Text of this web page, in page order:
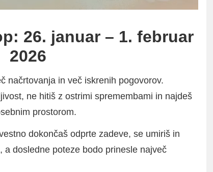
26. januar – 1. februar
2026
načrtovanja in več iskrenih pogovorov.
ne hitiš z ostrimi spremembami in najdeš
prostorom.
dokončaš odprte zadeve, se umiriš in
a dosledne poteze bodo prinesle največ